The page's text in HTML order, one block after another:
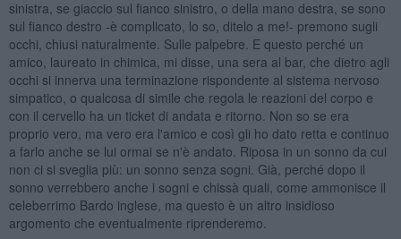
sinistra, se giaccio sul fianco sinistro, o della mano destra, se sono
sul fianco destro -è complicato, lo so, ditelo a me!- premono sugli
occhi, chiusi naturalmente. Sulle palpebre. E questo perché un
amico, laureato in chimica, mi disse, una sera al bar, che dietro agli
occhi si innerva una terminazione rispondente al sistema nervoso
simpatico, o qualcosa di simile che regola le reazioni del corpo e
con il cervello ha un ticket di andata e ritorno. Non so se era
proprio vero, ma vero era l'amico e così gli ho dato retta e continuo
a farlo anche se lui ormai se n'è andato. Riposa in un sonno da cui
non ci si sveglia più: un sonno senza sogni. Già, perché dopo il
sonno verrebbero anche i sogni e chissà quali, come ammonisce il
celeberrimo Bardo inglese, ma questo è un altro insidioso
argomento che eventualmente riprenderemo.